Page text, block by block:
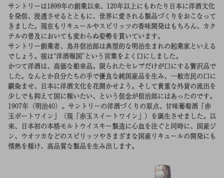
サントリーは1899年の創業以来、120年以上にもわたり日本に洋酒文化
を発信、浸透させるとともに、世界に愛される製品づくりをおこなって
きました。現在もリキュールやスピリッツの香味開発はもちろん、カク
テルの普及においても変わらぬ姿勢を貫いています。
サントリー創業者、鳥井信治郎は典型的な明治生まれの起業家といえる
でしょう。彼は“洋酒報国”という言葉をよく口にしました。
かつて洋酒は、高価な舶来品。限られたセレブだけが口にする贅沢品で
した。なんとか自分たちの手で優良な純国産品を生み、一般市民の口に
馴染ませ、日本に洋酒文化を花開かせよう。そして貴重な外貨の流出を
少しでも抑えて国に報いたい、という信念が信治郎にはあったのです。
1907年（明治40）。サントリーの洋酒づくりの原点、甘味葡萄酒「赤
玉ポートワイン」（現「赤玉スイートワイン」）を誕生させました。以
来、日本初の本格モルトウイスキー製造に心血を注ぐと同時に、国産ジ
ン、ウオツカなどのスピリッツやさまざまな国産リキュールの開発にも
情熱を傾け、高品質な製品を生み出します。